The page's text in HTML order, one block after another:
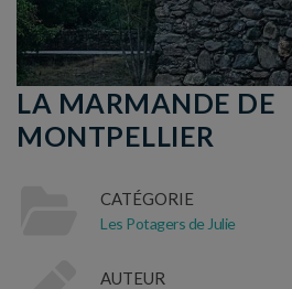
LA MARMANDE DE
MONTPELLIER
CATÉGORIE
Les Potagers de Julie
AUTEUR